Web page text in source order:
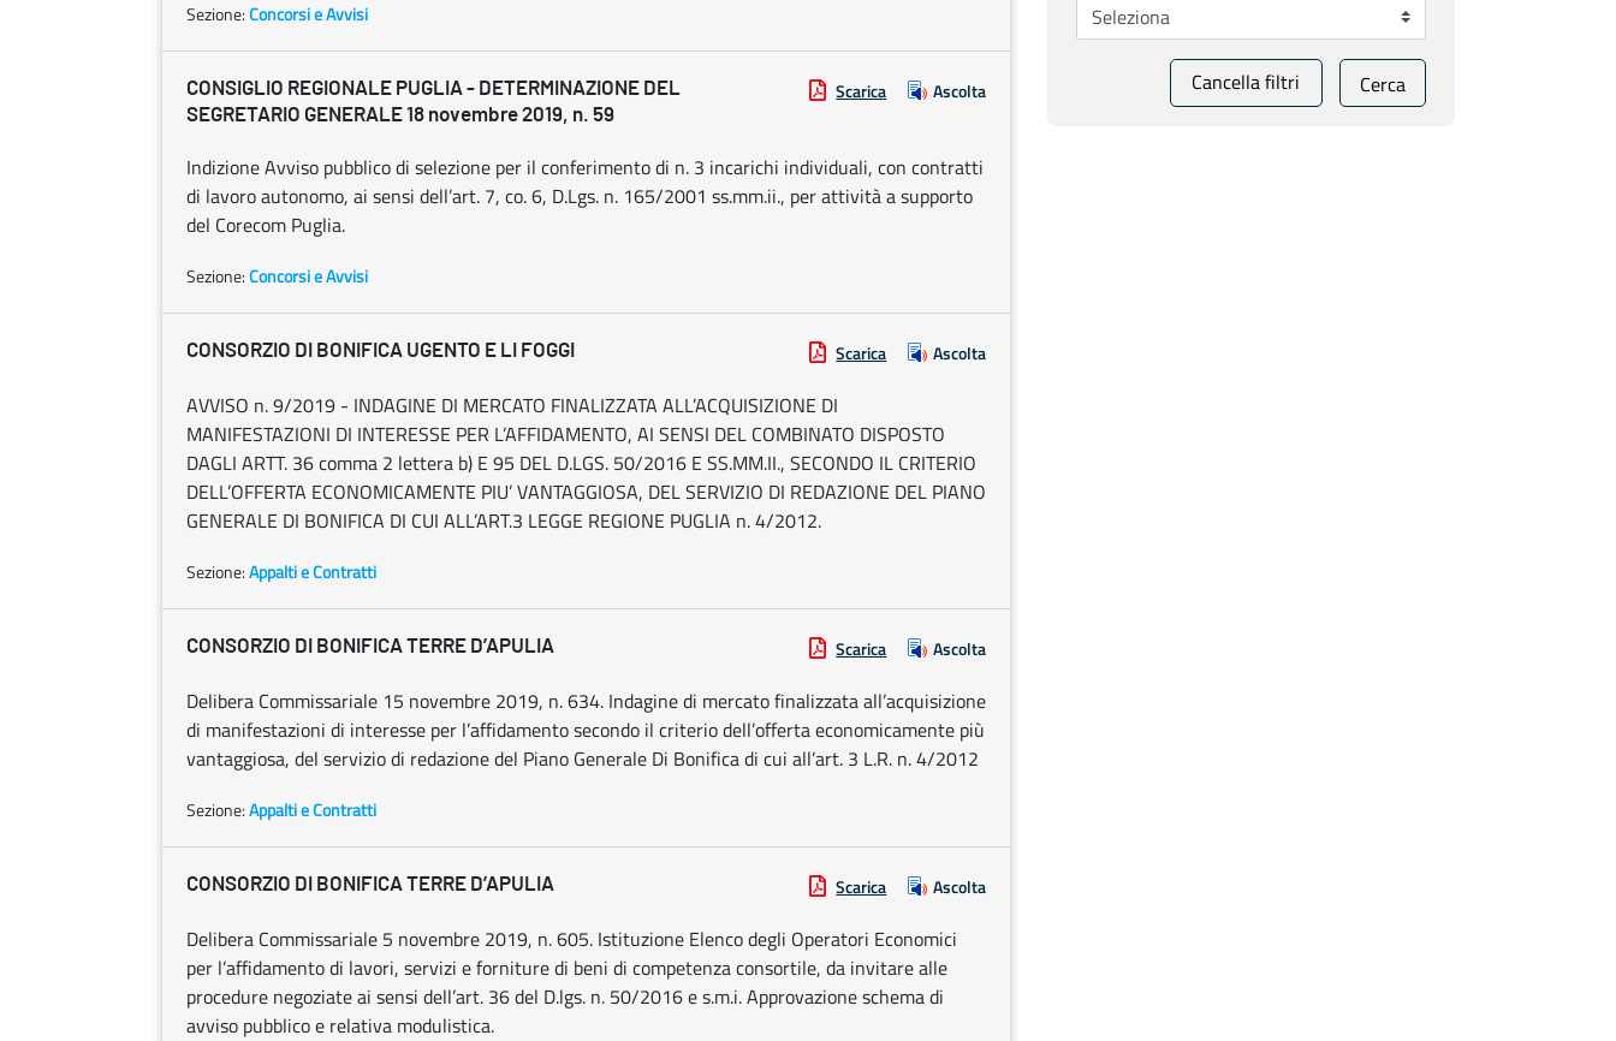
Sezione:Concorsi e Avvisi
CONSIGLIO REGIONALE PUGLIA - DETERMINAZIONE DEL
SEGRETARIO GENERALE 18 novembre 2019, n. 59
Scarica Ascolta
Indizione Avviso pubblico di selezione per il conferimento di n. 3 incarichi individuali, con contratti
di lavoro autonomo, ai sensi dell’art. 7, co. 6, D.Lgs. n. 165/2001 ss.mm.ii., per attività a supporto
del Corecom Puglia.
Sezione:Concorsi e Avvisi
CONSORZIO DI BONIFICA UGENTO E LI FOGGI Scarica Ascolta
AVVISO n. 9/2019 - INDAGINE DI MERCATO FINALIZZATA ALL’ACQUISIZIONE DI
MANIFESTAZIONI DI INTERESSE PER L’AFFIDAMENTO, AI SENSI DEL COMBINATO DISPOSTO
DAGLI ARTT. 36 comma 2 lettera b) E 95 DEL D.LGS. 50/2016 E SS.MM.II., SECONDO IL CRITERIO
DELL’OFFERTA ECONOMICAMENTE PIU’ VANTAGGIOSA, DEL SERVIZIO DI REDAZIONE DEL PIANO
GENERALE DI BONIFICA DI CUI ALL’ART.3 LEGGE REGIONE PUGLIA n. 4/2012.
Sezione:Appalti e Contratti
CONSORZIO DI BONIFICA TERRE D’APULIA Scarica Ascolta
Delibera Commissariale 15 novembre 2019, n. 634. Indagine di mercato finalizzata all’acquisizione
di manifestazioni di interesse per l’affidamento secondo il criterio dell’offerta economicamente più
vantaggiosa, del servizio di redazione del Piano Generale Di Bonifica di cui all’art. 3 L.R. n. 4/2012
Sezione:Appalti e Contratti
CONSORZIO DI BONIFICA TERRE D’APULIA Scarica Ascolta
Delibera Commissariale 5 novembre 2019, n. 605. Istituzione Elenco degli Operatori Economici
per l’affidamento di lavori, servizi e forniture di beni di competenza consortile, da invitare alle
procedure negoziate ai sensi dell’art. 36 del D.lgs. n. 50/2016 e s.m.i. Approvazione schema di
avviso pubblico e relativa modulistica.
Cancella filtri Cerca